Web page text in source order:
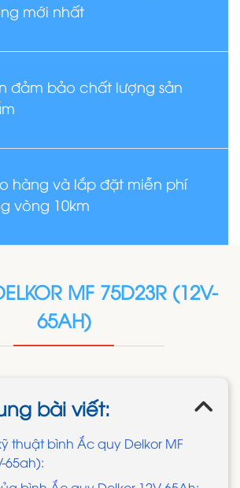
mới nhất
đảm bảo chất lượng sản
hàng và lắp đặt miễn phí
vòng 10km
MF 75D23R (12V-
65AH)
bài viết:
thuật bình Ắc quy Delkor MF
65ah):